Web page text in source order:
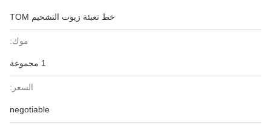
خط تعبئة زيوت التشحيم TOM
موك:
السعر:
negotiable